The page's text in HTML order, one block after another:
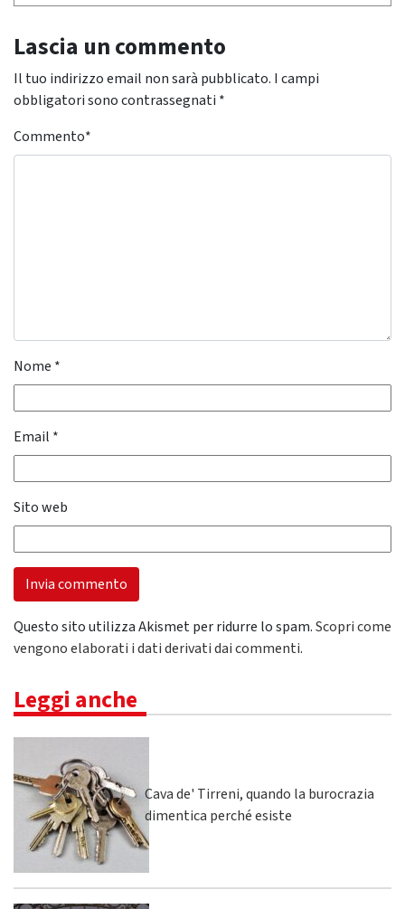
Lascia un commento
Il tuo indirizzo email non sarà pubblicato. I campi
obbligatori sono contrassegnati *
Commento*
Nome *
Email *
Sito web
Questo sito utilizza Akismet per ridurre lo spam.Scopri come
vengono elaborati i dati derivati dai commenti.
Leggi anche
Cava de' Tirreni, quando la burocrazia
dimentica perché esiste